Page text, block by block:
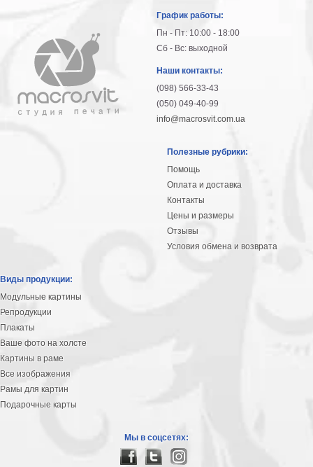
График работы:
Пн - Пт: 10:00 - 18:00
Сб - Вс: выходной
Наши контакты:
(098) 566-33-43
(050) 049-40-99
info@macrosvit.com.ua
Полезные рубрики:
Помощь
Оплата и доставка
Контакты
Цены и размеры
Отзывы
Условия обмена и возврата
Виды продукции:
Модульные картины
Репродукции
Плакаты
Ваше фото на холсте
Картины в раме
Все изображения
Рамы для картин
Подарочные карты
Мы в соцсетях: